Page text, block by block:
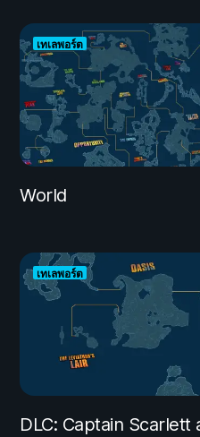
เทเลพอร์ต
World
เทเลพอร์ต
DLC: Captain